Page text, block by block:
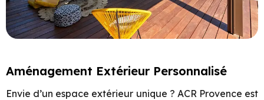
Aménagement Extérieur Personnalisé
Envie d’un espace extérieur unique ? ACR Provence est